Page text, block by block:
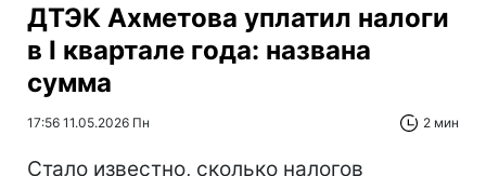
ДТЭК Ахметова уплатил налоги
в І квартале года: названа
сумма
17:56 11.05.2026 Пн 2 мин
Стало известно, сколько налогов